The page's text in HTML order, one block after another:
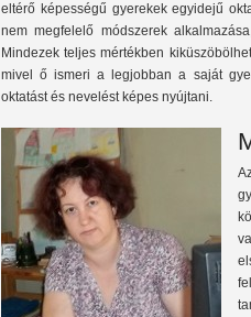
eltérő képességű gyerekek egyidejű
nem megfelelő módszerek
Mindezek teljes mértékben
mivel ő ismeri a legjobban a saját
oktatást és nevelést képes nyújtani.